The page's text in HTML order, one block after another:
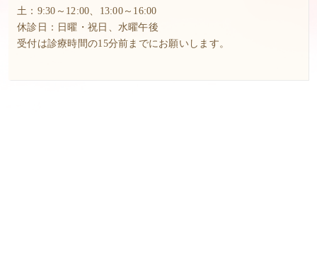
土：9:30～12:00、13:00～16:00
休診日：日曜・祝日、水曜午後
受付は診療時間の15分前までにお願いします。